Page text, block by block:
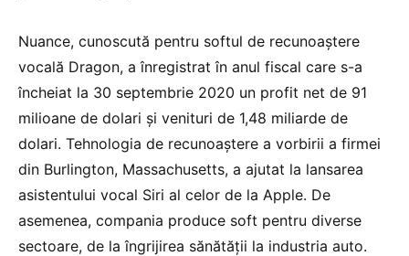
Nuance, cunoscută pentru softul de recunoaştere
vocală Dragon, a înregistrat în anul fiscal care s-a
încheiat la 30 septembrie 2020 un profit net de 91
milioane de dolari şi venituri de 1,48 miliarde de
dolari. Tehnologia de recunoaştere a vorbirii a firmei
din Burlington, Massachusetts, a ajutat la lansarea
asistentului vocal Siri al celor de la Apple. De
asemenea, compania produce soft pentru diverse
sectoare, de la îngrijirea sănătăţii la industria auto.